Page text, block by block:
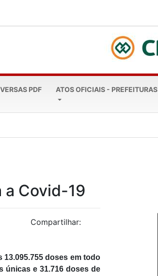
PDF ATOS OFICIAIS - PREFEITURAS
Covid-19
Compartilhar:
13.095.755 doses em todo
únicas e 31.716 doses de